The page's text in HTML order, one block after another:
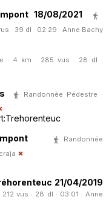
18/08/2021
· 39 dl · 02:29 · Anne Bachy
· 4 km · 285 vus · 28 dl ·
Randonnée Pédestre ·
Randonnée
21/04/2019
vus · 28 dl · 03:01 · Anne